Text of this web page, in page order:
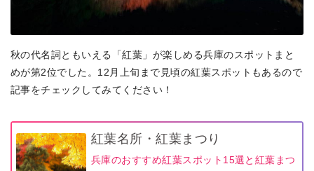
秋の代名詞ともいえる「紅葉」が楽しめる兵庫のスポットまと
めが第2位でした。12月上旬まで見頃の紅葉スポットもあるので
記事をチェックしてみてください！
紅葉名所・紅葉まつり
兵庫のおすすめ紅葉スポット15選と紅葉まつ